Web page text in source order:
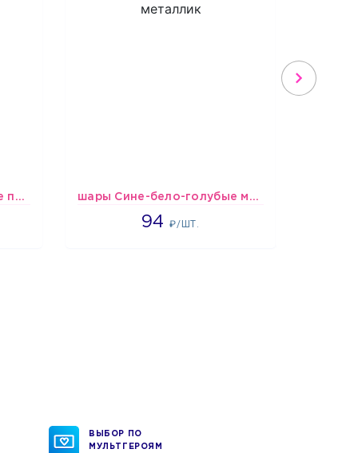
шары Сине-бело-голубые пастельные шары Сине-бело-голубые металлик
94₽/ШТ.
1697
ВЫБОР ПО
МУЛЬТГЕРОЯМ